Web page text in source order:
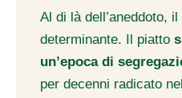
Al di là dell’aneddoto,
determinante. Il piatto
un’epoca di
per decenni radicato